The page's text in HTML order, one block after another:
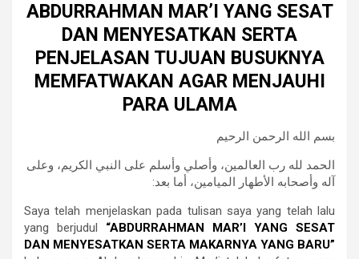
ABDURRAHMAN MAR’I YANG SESAT
DAN MENYESATKAN SERTA
PENJELASAN TUJUAN BUSUKNYA
MEMFATWAKAN AGAR MENJAUHI
PARA ULAMA
بسم الله الرحمن الرحيم
الحمد لله رب العالمين، وأصلي وأسلم على النبي الكريم، وعلى
آله وأصحابه الأطهار الميامين، أما بعد:
Saya telah menjelaskan pada tulisan saya yang telah lalu
yang berjudul “ABDURRAHMAN MAR’I YANG SESAT
DAN MENYESATKAN SERTA MAKARNYA YANG BARU”